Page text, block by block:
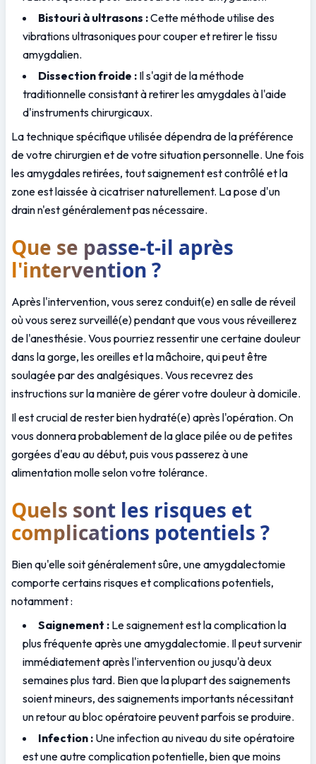
Bistouri à ultrasons : Cette méthode utilise des
vibrations ultrasoniques pour couper et retirer le tissu
amygdalien.
Dissection froide : Il s'agit de la méthode
traditionnelle consistant à retirer les amygdales à l'aide
d'instruments chirurgicaux.
La technique spécifique utilisée dépendra de la préférence
de votre chirurgien et de votre situation personnelle. Une fois
les amygdales retirées, tout saignement est contrôlé et la
zone est laissée à cicatriser naturellement. La pose d'un
drain n'est généralement pas nécessaire.
Que se passe-t-il après
l'intervention ?
Après l'intervention, vous serez conduit(e) en salle de réveil
où vous serez surveillé(e) pendant que vous vous réveillerez
de l'anesthésie. Vous pourriez ressentir une certaine douleur
dans la gorge, les oreilles et la mâchoire, qui peut être
soulagée par des analgésiques. Vous recevrez des
instructions sur la manière de gérer votre douleur à domicile.
Il est crucial de rester bien hydraté(e) après l'opération. On
vous donnera probablement de la glace pilée ou de petites
gorgées d'eau au début, puis vous passerez à une
alimentation molle selon votre tolérance.
Quels sont les risques et
complications potentiels ?
Bien qu'elle soit généralement sûre, une amygdalectomie
comporte certains risques et complications potentiels,
notamment :
Saignement : Le saignement est la complication la
plus fréquente après une amygdalectomie. Il peut survenir
immédiatement après l'intervention ou jusqu'à deux
semaines plus tard. Bien que la plupart des saignements
soient mineurs, des saignements importants nécessitant
un retour au bloc opératoire peuvent parfois se produire.
Infection : Une infection au niveau du site opératoire
est une autre complication potentielle, bien que moins